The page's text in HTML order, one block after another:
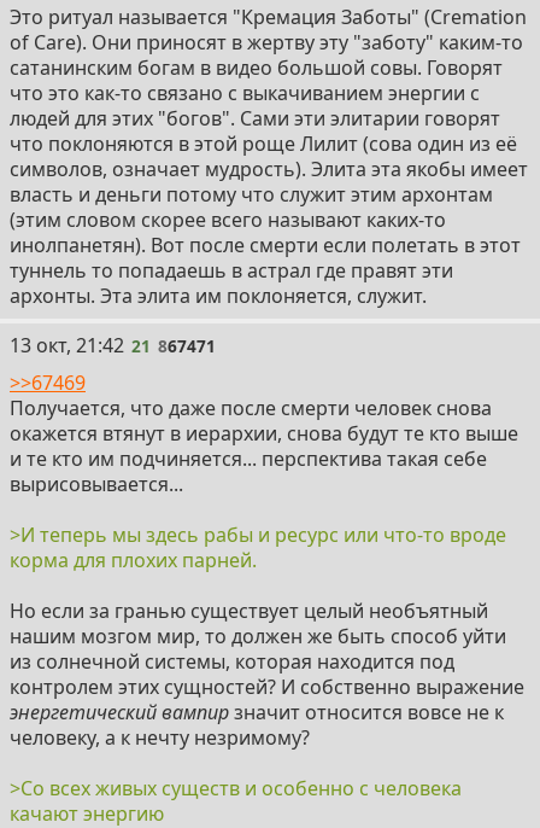
6) Кто такие эти архонты? Говорят что это какие-то
инопланетяне. Земля давно завхачена какой-то
мощной инопланетной империей. Этой империей
правят на самом верху рептилодные/
драконоподобные инопланетяне (но в эту империю
входит множество разных инопланетных рас). У них
есть способность выкачивать энергию с живых
существ и питаться ей, как энергетические вампиры.
Они могут существовать как в физических телах так и
в астрале. Это те которых описывают например
шумеры. Все "боги" и "демоны" из религий похоже
что это на самом деле инопланетяне. Хорошие парни
войны у них с этой империей и планету Земля (и
вероятно солнечную систему) хорошие парни
просрали плохим. И теперь мы здесь рабы и ресурс
или что-то вроде корма для плохих парней.
7) Реинкарнация существует. Точнее это recycling.
Непонятно добровольная она или нет, но чаще всего
говорят что добровольная так как якобы существует
закон свободной воли (это вызывает сомнения,
непонятно наверняка). То есть силой отправить
реинкарнировать якобы не могут, вынуждены
прибегать к обману и манипуляциям чтобы заставить
лоха снова реинкарнировать. Так как большинство
населения мир быдло и дурачки им легко удаётся
уговорить большинство на новые реинкарнации.
Перед новым воплощением память о прошлых
жизнях блокируется (но не стирается - можно
вспомнить прошлые жизни например в регрессивном
гипнозе).
Это ритуал называется "Кремация Заботы" (Cremation
of Care). Они приносят в жертву эту "заботу" каким-то
сатанинским богам в видео большой совы. Говорят
что это как-то связано с выкачиванием энергии с
людей для этих "богов". Сами эти элитарии говорят
что поклоняются в этой роще Лилит (сова один из её
символов, означает мудрость). Элита эта якобы имеет
власть и деньги потому что служит этим архонтам
(этим словом скорее всего называют каких-то
инолпанетян). Вот после смерти если полетать в этот
туннель то попадаешь в астрал где правят эти
архонты. Эта элита им поклоняется, служит.
21
13 окт, 21:42 21 867471
>>67469
Получается, что даже после смерти человек снова
окажется втянут в иерархии, снова будут те кто выше
и те кто им подчиняется... перспектива такая себе
вырисовывается...
>И теперь мы здесь рабы и ресурс или что-то вроде
корма для плохих парней.
Но если за гранью существует целый необъятный
нашим мозгом мир, то должен же быть способ уйти
из солнечной системы, которая находится под
контролем этих сущностей? И собственно выражение
энергетический вампирзначит относится вовсе не к
человеку, а к нечту незримому?
>Со всех живых существ и особенно с человека
качают энергию